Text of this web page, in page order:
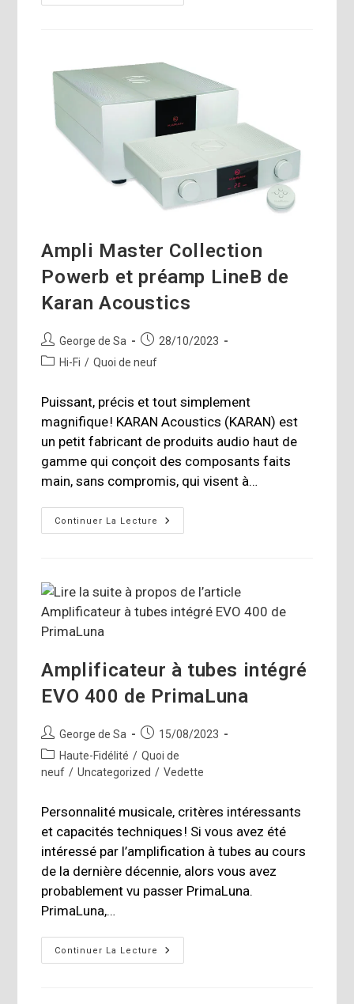
Toronto
Ampli Master Collection
Powerb et préamp LineB de
Karan Acoustics
Auteur/autrice
de
George de Sa
Publication
publiée :
28/10/2023
PostHi-Fi / Quoi de neuf
Puissant, précis et tout simplement
magnifique ! KARAN Acoustics (KARAN) est
un petit fabricant de produits audio haut de
gamme qui conçoit des composants faits
main, sans compromis, qui visent à…
Continuer La Lecture
Ampli
Master
LineB
De
Karan
Acoustics
Amplificateur à tubes intégré
EVO 400 de PrimaLuna
Auteur/autrice
de
George de Sa
Publication
publiée :
15/08/2023
Post
category:
Haute-Fidélité / Quoi de
neuf / Uncategorized / Vedette
Personnalité musicale, critères intéressants
et capacités techniques ! Si vous avez été
intéressé par l’amplification à tubes au cours
de la dernière décennie, alors vous avez
probablement vu passer PrimaLuna.
PrimaLuna,…
Continuer La Lecture
Amplificateur
À